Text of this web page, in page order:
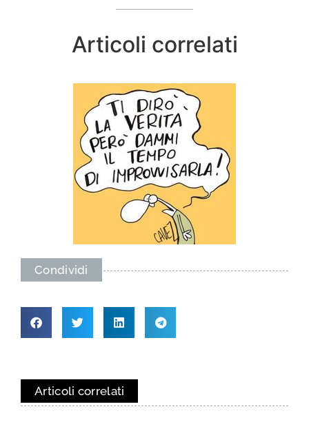
Articoli correlati
Condividi
Articoli correlati